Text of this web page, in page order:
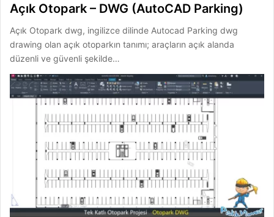
Açık Otopark – DWG (AutoCAD Parking)
Açık Otopark dwg, ingilizce dilinde Autocad Parking dwg
drawing olan açık otoparkın tanımı; araçların açık alanda
düzenli ve güvenli şekilde…